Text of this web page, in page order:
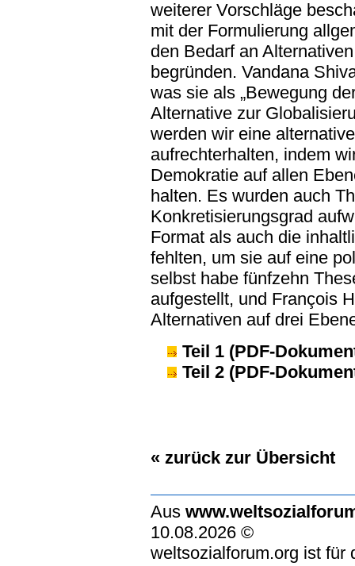
weiterer Vorschläge
mit der Formulierung
den Bedarf an
begründen. Vandana
was sie als „Bewegung
Alternative zur
werden wir eine
aufrechterhalten, indem
Demokratie auf allen
halten. Es wurden auch
Konkretisierungsgrad
Format als auch die
fehlten, um sie auf eine
selbst habe fünfzehn
aufgestellt, und François
Alternativen auf drei
Teil 1 (PDF-
Teil 2 (PDF-
« zurück zur Übersicht
Aus
10.08.2026 ©
weltsozialforum.org ist für